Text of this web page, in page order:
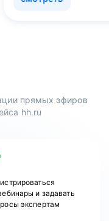
прямых эфиров
hh.ru
и задавать
экспертам